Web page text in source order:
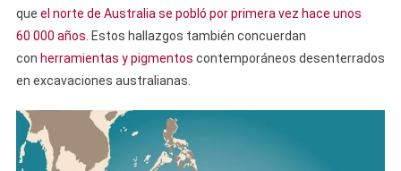
que el norte de Australia se pobló por primera vez hace unos
60 000 años . Estos hallazgos también concuerdan
con herramientas y pigmentos contemporáneos desenterrados
en excavaciones australianas.